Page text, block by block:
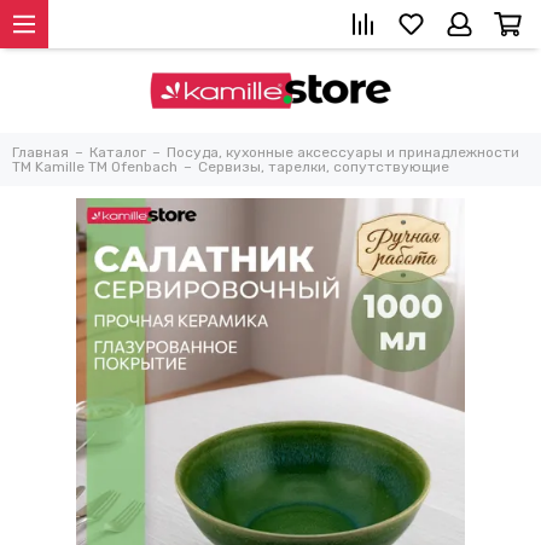
Главная Каталог
Посуда, кухонные аксессуары и принадлежности
TM Kamille TM Ofenbach
Сервизы, тарелки, сопутствующие